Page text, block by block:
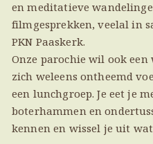
en meditatieve
filmgesprekken, veelal in
PKN Paaskerk.
Onze parochie wil ook
zich weleens ontheemd
een lunchgroep. Je eet je
boterhammen en
kennen en wissel je uit